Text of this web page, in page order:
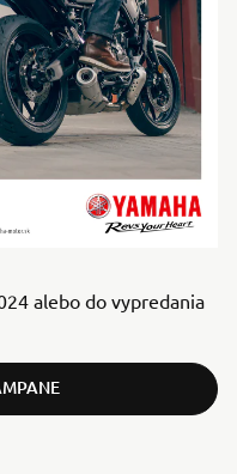
alebo do vypredania